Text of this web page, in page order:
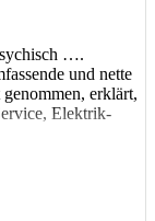
….
und nette
erklärt,
Elektrik-